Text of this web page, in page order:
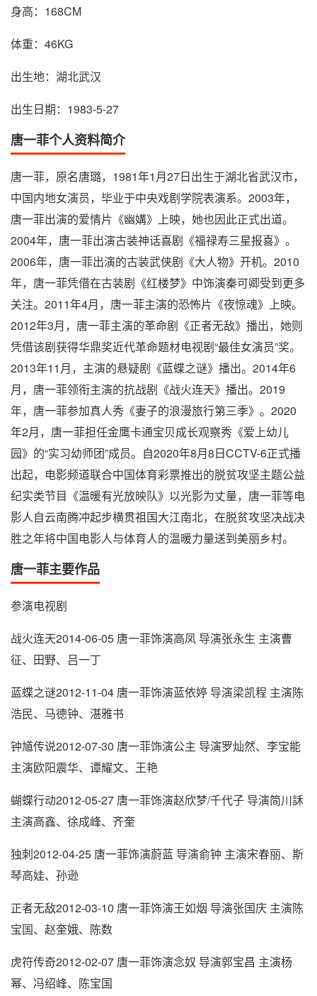
身高：168CM
体重：46KG
出生地：湖北武汉
出生日期：1983-5-27
唐一菲个人资料简介
唐一菲，原名唐璐，1981年1月27日出生于湖北省武汉市，
中国内地女演员，毕业于中央戏剧学院表演系。2003年，
唐一菲出演的爱情片《幽媾》上映，她也因此正式出道。
2004年，唐一菲出演古装神话喜剧《福禄寿三星报喜》。
2006年，唐一菲出演的古装武侠剧《大人物》开机。2010
年，唐一菲凭借在古装剧《红楼梦》中饰演秦可卿受到更多
关注。2011年4月，唐一菲主演的恐怖片《夜惊魂》上映。
2012年3月，唐一菲主演的革命剧《正者无敌》播出，她则
凭借该剧获得华鼎奖近代革命题材电视剧“最佳女演员”奖。
2013年11月，主演的悬疑剧《蓝蝶之谜》播出。2014年6
月，唐一菲领衔主演的抗战剧《战火连天》播出。2019
年，唐一菲参加真人秀《妻子的浪漫旅行第三季》。2020
年2月，唐一菲担任金鹰卡通宝贝成长观察秀《爱上幼儿
园》的“实习幼师团”成员。自2020年8月8日CCTV-6正式播
出起，电影频道联合中国体育彩票推出的脱贫攻坚主题公益
纪实类节目《温暖有光放映队》以光影为丈量，唐一菲等电
影人自云南腾冲起步横贯祖国大江南北，在脱贫攻坚决战决
胜之年将中国电影人与体育人的温暖力量送到美丽乡村。
唐一菲主要作品
参演电视剧
战火连天2014-06-05 唐一菲饰演高凤 导演张永生 主演曹
征、田野、吕一丁
蓝蝶之谜2012-11-04 唐一菲饰演蓝依婷 导演梁凯程 主演陈
浩民、马德钟、湛雅书
钟馗传说2012-07-30 唐一菲饰演公主 导演罗灿然、李宝能
主演欧阳震华、谭耀文、王艳
蝴蝶行动2012-05-27 唐一菲饰演赵欣梦/千代子 导演简川訸
主演高鑫、徐成峰、齐奎
独刺2012-04-25 唐一菲饰演蔚蓝 导演俞钟 主演宋春丽、斯
琴高娃、孙逊
正者无敌2012-03-10 唐一菲饰演王如烟 导演张国庆 主演陈
宝国、赵奎娥、陈数
虎符传奇2012-02-07 唐一菲饰演念奴 导演郭宝昌 主演杨
幂、冯绍峰、陈宝国